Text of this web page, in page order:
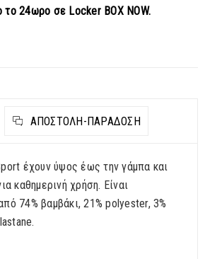
το 24ωρο σε Locker BOX NOW.
ΑΠΟΣΤΟΛΉ-ΠΑΡΆΔΟΣΗ
έχουν ύψος έως την γάμπα και
καθημερινή χρήση. Είναι
74% βαμβάκι, 21% polyester, 3%